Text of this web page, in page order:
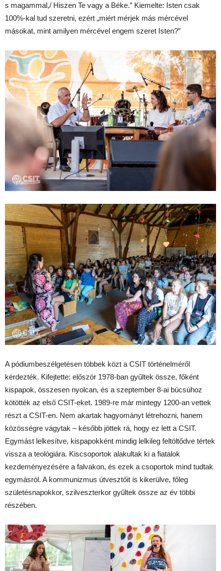
s magammal,/ Hiszen Te vagy a Béke.” Kiemelte: Isten csak
100%-kal tud szeretni, ezért „miért mérjek más mércével
másokat, mint amilyen mércével engem szeret Isten?”
A pódiumbeszélgetésen többek közt a CSIT történelméről
kérdezték. Kifejtette: először 1978-ban gyűltek össze, főként
kispapok, összesen nyolcan, és a szeptember 8-ai búcsúhoz
kötötték az első CSIT-eket. 1989-re már mintegy 1200-an vettek
részt a CSIT-en. Nem akartak hagyományt létrehozni, hanem
közösségre vágytak – később jöttek rá, hogy ez lett a CSIT.
Egymást lelkesítve, kispapokként mindig lelkileg feltöltődve tértek
vissza a teológiára. Kiscsoportok alakultak ki a fiatalok
kezdeményezésére a falvakon, és ezek a csoportok mind tudtak
egymásról. A kommunizmus útvesztőit is kikerülve, főleg
születésnapokkor, szilveszterkor gyűltek össze az év többi
részében.